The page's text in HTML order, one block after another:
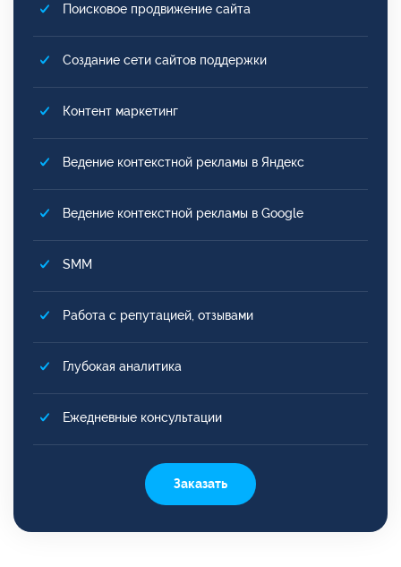
Поисковое продвижение сайта
Создание сети сайтов поддержки
Контент маркетинг
Ведение контекстной рекламы в Яндекс
Ведение контекстной рекламы в Google
SMM
Работа с репутацией, отзывами
Глубокая аналитика
Ежедневные консультации
Заказать